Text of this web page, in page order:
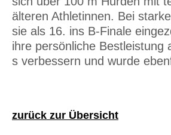
älteren Athletinnen. Bei
sie als 16. ins B-Finale
ihre persönliche Bestleistung
s verbessern und wurde
zurück zur Übersicht